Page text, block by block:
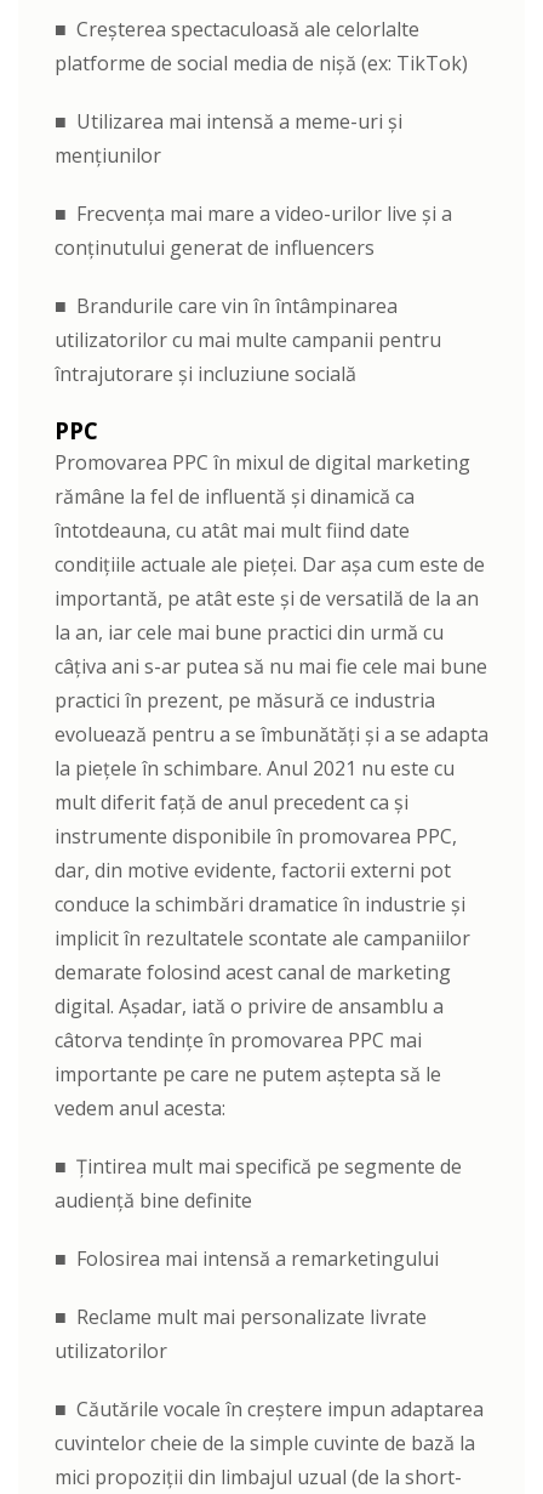
■ Creșterea spectaculoasă ale celorlalte
platforme de social media de nișă (ex: TikTok)
■ Utilizarea mai intensă a meme-uri și
mențiunilor
■ Frecvența mai mare a video-urilor live și a
conținutului generat de influencers
■ Brandurile care vin în întâmpinarea
utilizatorilor cu mai multe campanii pentru
întrajutorare și incluziune socială
PPC
Promovarea PPC în mixul de digital marketing
rămâne la fel de influentă și dinamică ca
întotdeauna, cu atât mai mult fiind date
condițiile actuale ale pieței. Dar așa cum este de
importantă, pe atât este și de versatilă de la an
la an, iar cele mai bune practici din urmă cu
câțiva ani s-ar putea să nu mai fie cele mai bune
practici în prezent, pe măsură ce industria
evoluează pentru a se îmbunătăți și a se adapta
la piețele în schimbare. Anul 2021 nu este cu
mult diferit față de anul precedent ca și
instrumente disponibile în promovarea PPC,
dar, din motive evidente, factorii externi pot
conduce la schimbări dramatice în industrie și
implicit în rezultatele scontate ale campaniilor
demarate folosind acest canal de marketing
digital. Așadar, iată o privire de ansamblu a
câtorva tendințe în promovarea PPC mai
importante pe care ne putem aștepta să le
vedem anul acesta:
■ Țintirea mult mai specifică pe segmente de
audiență bine definite
■ Folosirea mai intensă a remarketingului
■ Reclame mult mai personalizate livrate
utilizatorilor
■ Căutările vocale în creștere impun adaptarea
cuvintelor cheie de la simple cuvinte de bază la
mici propoziții din limbajul uzual (de la short-